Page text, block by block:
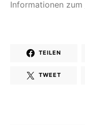
Informationen zum
TEILEN
TWEET